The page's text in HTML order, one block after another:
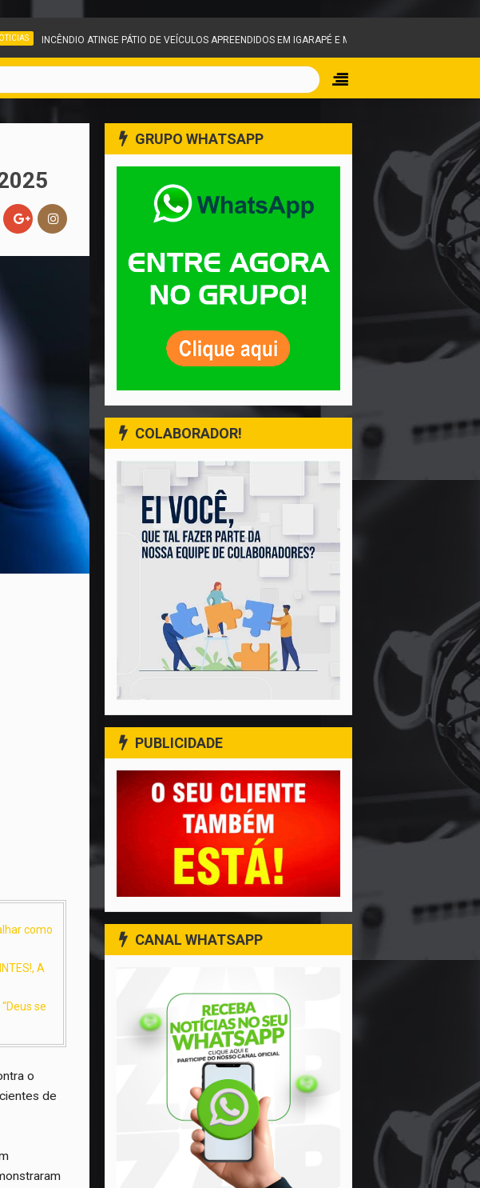
PÁTIO DE VEÍCULOS APREENDIDOS EM IGARAPÉ E MOBILIZA EQUIPES DO CORPO DE BOMBEIROS
como
A
se
o
de
GRUPO WHATSAPP
COLABORADOR!
PUBLICIDADE
CANAL WHATSAPP